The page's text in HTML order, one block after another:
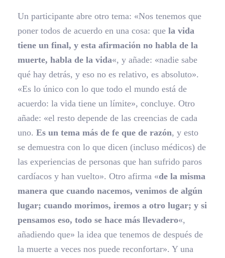
Un participante abre otro tema: «Nos tenemos que
poner todos de acuerdo en una cosa: que la vida
tiene un final, y esta afirmación no habla de la
muerte, habla de la vida«, y añade: «nadie sabe
qué hay detrás, y eso no es relativo, es absoluto».
«Es lo único con lo que todo el mundo está de
acuerdo: la vida tiene un límite», concluye. Otro
añade: «el resto depende de las creencias de cada
uno. Es un tema más de fe que de razón, y esto
se demuestra con lo que dicen (incluso médicos) de
las experiencias de personas que han sufrido paros
cardíacos y han vuelto». Otro afirma «de la misma
manera que cuando nacemos, venimos de algún
lugar; cuando morimos, iremos a otro lugar; y si
pensamos eso, todo se hace más llevadero«,
añadiendo que» la idea que tenemos de después de
la muerte a veces nos puede reconfortar». Y una